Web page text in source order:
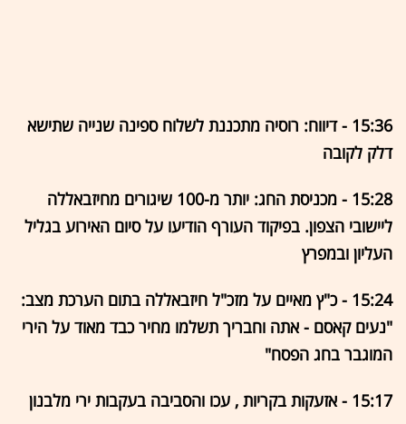
15:36 - דיווח: רוסיה מתכננת לשלוח ספינה שנייה שתישא
דלק לקובה
15:28 - מכניסת החג: יותר מ-100 שיגורים מחיזבאללה
ליישובי הצפון. בפיקוד העורף הודיעו על סיום האירוע בגליל
העליון ובמפרץ
15:24 - כ"ץ מאיים על מזכ"ל חיזבאללה בתום הערכת מצב:
"נעים קאסם - אתה וחבריך תשלמו מחיר כבד מאוד על הירי
המוגבר בחג הפסח"
15:17 - אזעקות בקריות , עכו והסביבה בעקבות ירי מלבנון